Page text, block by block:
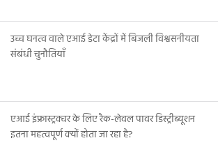
उच्च घनत्व वाले एआई डेटा केंद्रों में बिजली विश्वसनीयता
संबंधी चुनौतियाँ
एआई इंफ्रास्ट्रक्चर के लिए रैक-लेवल पावर डिस्ट्रीब्यूशन
इतना महत्वपूर्ण क्यों होता जा रहा है?